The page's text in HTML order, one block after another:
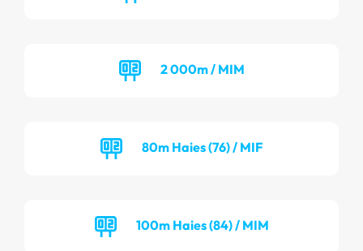
2 000m / MIM
80m Haies (76) / MIF
100m Haies (84) / MIM